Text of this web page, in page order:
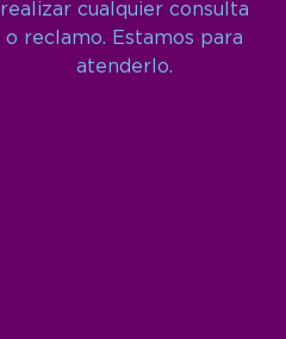
realizar cualquier consulta
o reclamo. Estamos para
atenderlo.